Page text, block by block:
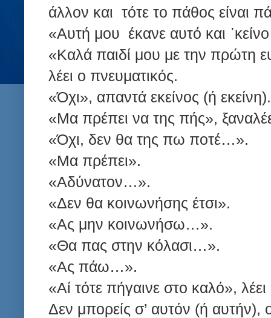
άλλον και τότε το πάθος είναι
«Αυτή μου έκανε αυτό και ᾽κείνο
«Καλά παιδί μου με την πρώτη
λέει ο πνευματικός.
«Όχι», απαντά εκείνος (ή εκείνη).
«Μα πρέπει να της πής»,
«Όχι, δεν θα της πω ποτέ…».
«Μα πρέπει».
«Αδύνατον…».
«Δεν θα κοινωνήσης έτσι».
«Ας μην κοινωνήσω…».
«Θα πας στην κόλασι…».
«Ας πάω…».
«Αί τότε πήγαινε στο καλό»,
Δεν μπορείς σ’ αυτόν (ή αυτήν),